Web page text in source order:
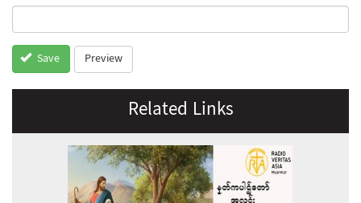
Save Preview
Related Links